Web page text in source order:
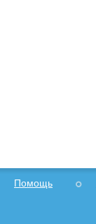
Помощь